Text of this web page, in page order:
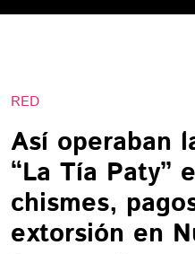
RED
Así operaban
“La Tía Paty”
chismes,
extorsión en